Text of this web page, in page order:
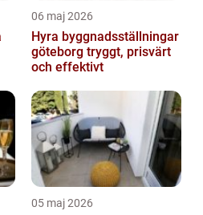
06 maj 2026
Hyra byggnadsställningar
göteborg tryggt, prisvärt
och effektivt
05 maj 2026